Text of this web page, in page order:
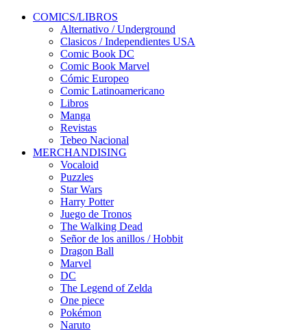
COMICS/LIBROS
Alternativo / Underground
Clasicos / Independientes USA
Comic Book DC
Comic Book Marvel
Cómic Europeo
Comic Latinoamericano
Libros
Manga
Revistas
Tebeo Nacional
MERCHANDISING
Vocaloid
Puzzles
Star Wars
Harry Potter
Juego de Tronos
The Walking Dead
Señor de los anillos / Hobbit
Dragon Ball
Marvel
DC
The Legend of Zelda
One piece
Pokémon
Naruto